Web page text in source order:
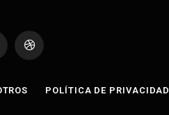
Dribbble
POLÍTICA DE PRIVACIDAD